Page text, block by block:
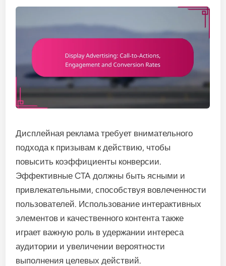
Дисплейная реклама требует внимательного
подхода к призывам к действию, чтобы
повысить коэффициенты конверсии.
Эффективные CTA должны быть ясными и
привлекательными, способствуя вовлеченности
пользователей. Использование интерактивных
элементов и качественного контента также
играет важную роль в удержании интереса
аудитории и увеличении вероятности
выполнения целевых действий.